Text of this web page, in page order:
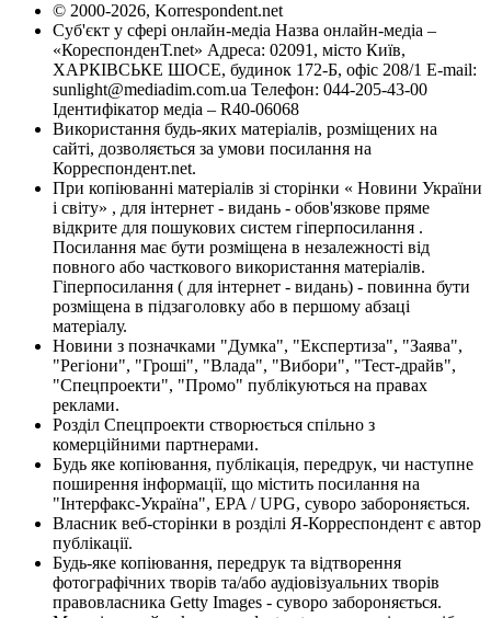
© 2000-2026, Korrespondent.net
Суб'єкт у сфері онлайн-медіа Назва онлайн-медіа –
«КореспонденТ.net» Адреса: 02091, місто Київ,
ХАРКІВСЬКЕ ШОСЕ, будинок 172-Б, офіс 208/1 E-mail:
sunlight@mediadim.com.ua Телефон: 044-205-43-00
Ідентифікатор медіа – R40-06068
Використання будь-яких матеріалів, розміщених на
сайті, дозволяється за умови посилання на
Корреспондент.net.
При копіюванні матеріалів зі сторінки « Новини України
і світу» , для інтернет - видань - обов'язкове пряме
відкрите для пошукових систем гіперпосилання .
Посилання має бути розміщена в незалежності від
повного або часткового використання матеріалів.
Гіперпосилання ( для інтернет - видань) - повинна бути
розміщена в підзаголовку або в першому абзаці
матеріалу.
Новини з позначками "Думка", "Експертиза", "Заява",
"Регіони", "Гроші", "Влада", "Вибори", "Тест-драйв",
"Спецпроекти", "Промо" публікуються на правах
реклами.
Розділ Спецпроекти створюється спільно з
комерційними партнерами.
Будь яке копіювання, публікація, передрук, чи наступне
поширення інформації, що містить посилання на
"Інтерфакс-Україна", EPA / UPG, суворо забороняється.
Власник веб-сторінки в розділі Я-Корреспондент є автор
публікації.
Будь-яке копіювання, передрук та відтворення
фотографічних творів та/або аудіовізуальних творів
правовласника Getty Images - суворо забороняється.